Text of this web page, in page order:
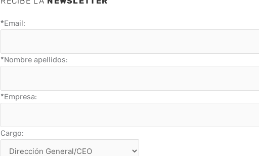
*Email:
*Nombre apellidos:
*Empresa:
Cargo: